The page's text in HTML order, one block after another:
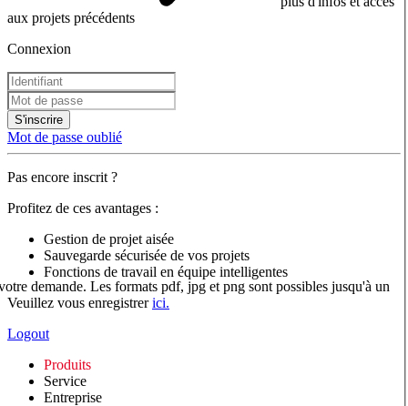
aux projets précédents
Connexion
S'inscrire
Mot de passe oublié
Pas encore inscrit ?
Profitez de ces avantages :
Gestion de projet aisée
Sauvegarde sécurisée de vos projets
Fonctions de travail en équipe intelligentes
Veuillez vous enregistrerici.
Logout
Produits
Service
Entreprise
demande. Les formats pdf, jpg et png sont possibles jusqu'à un